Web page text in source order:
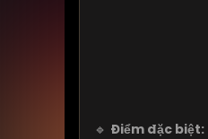
🔹 Điểm đặc biệt: